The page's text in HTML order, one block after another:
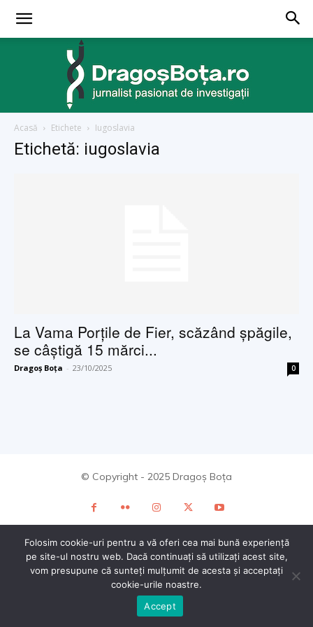
dragosbota.ro
Acasă Etichete Iugoslavia
Etichetă: iugoslavia
La Vama Porţile de Fier, scăzând şpăgile,
se câştigă 15 mărci...
Dragoș Boța - 23/10/2025 0
© Copyright - 2025 Dragoș Boța
Folosim cookie-uri pentru a vă oferi cea mai bună experiență
pe site-ul nostru web. Dacă continuați să utilizați acest site,
vom presupune că sunteți mulțumit de acesta și acceptați
cookie-urile noastre.
Accept